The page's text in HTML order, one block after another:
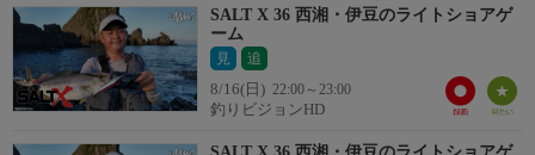
＊初回放送：2023/9/27
SALT X 36 西湘・伊豆のライトショアゲ
ーム
見 追
8/16(日) 22:00～23:00
釣りビジョンHD